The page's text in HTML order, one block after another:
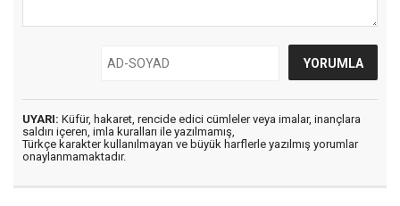
UYARI: Küfür, hakaret, rencide edici cümleler veya imalar, inançlara
saldırı içeren, imla kuralları ile yazılmamış,
Türkçe karakter kullanılmayan ve büyük harflerle yazılmış yorumlar
onaylanmamaktadır.